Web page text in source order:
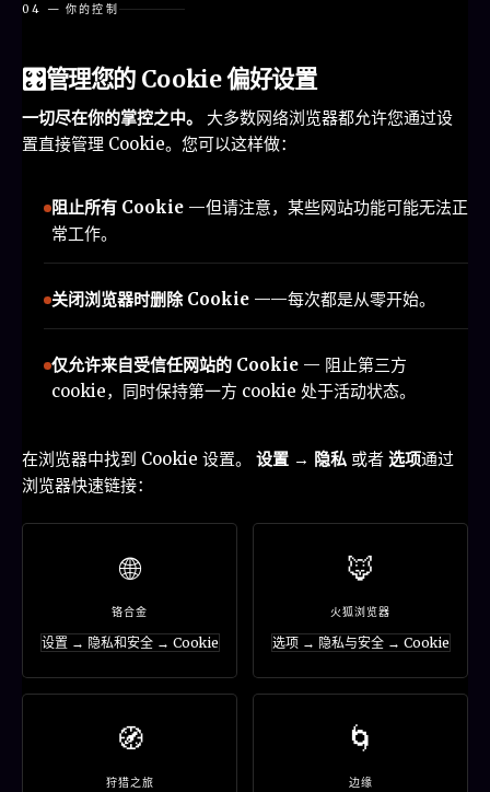
04 — 你的控制
🎛️管理您的 Cookie 偏好设置
一切尽在你的掌控之中。
大多数网络浏览器都允许您通过设
置直接管理 Cookie。您可以这样做：
阻止所有 Cookie —但请注意，某些网站功能可能无法正
常工作。
关闭浏览器时删除 Cookie ——每次都是从零开始。
仅允许来自受信任网站的 Cookie — 阻止第三方
cookie，同时保持第一方 cookie 处于活动状态。
在浏览器中找到 Cookie 设置。 设置 → 隐私 或者 选项通过
浏览器快速链接：
🌐
铬合金
设置 → 隐私和安全 → Cookie
🦊
火狐浏览器
选项 → 隐私与安全 → Cookie
🧭
狩猎之旅
🌀
边缘